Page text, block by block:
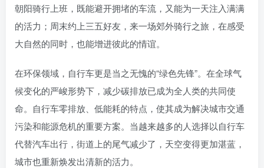
朝阳骑行上班，既能避开拥堵的车流，又能为一天注入满满
的活力；周末约上三五好友，来一场郊外骑行之旅，在感受
大自然的同时，也能增进彼此的情谊。
在环保领域，自行车更是当之无愧的“绿色先锋”。在全球气
候变化的严峻形势下，减少碳排放已成为全人类的共同使
命。自行车零排放、低能耗的特点，使其成为解决城市交通
污染和能源危机的重要方案。当越来越多的人选择以自行车
代替汽车出行，街道上的尾气减少了，天空变得更加湛蓝，
城市也重新焕发出清新的活力。